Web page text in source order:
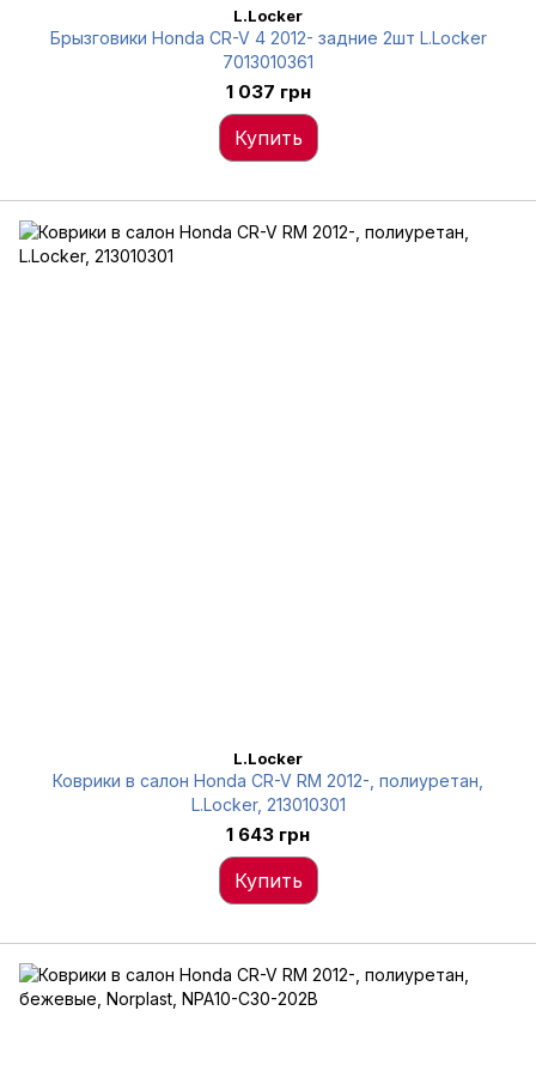
L.Locker
Брызговики Honda CR-V 4 2012- задние 2шт L.Locker
7013010361
1 037 грн
Купить
L.Locker
Коврики в салон Honda CR-V RM 2012-, полиуретан,
L.Locker, 213010301
1 643 грн
Купить